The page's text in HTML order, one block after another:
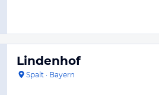
Lindenhof
Spalt · Bayern